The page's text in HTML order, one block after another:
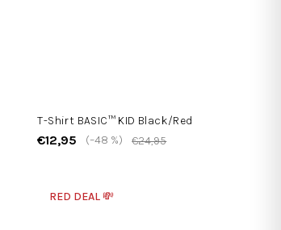
T-Shirt BASIC™ KID Black/Red
€12,95 €24,95
(–48 %)
RED DEAL 💸